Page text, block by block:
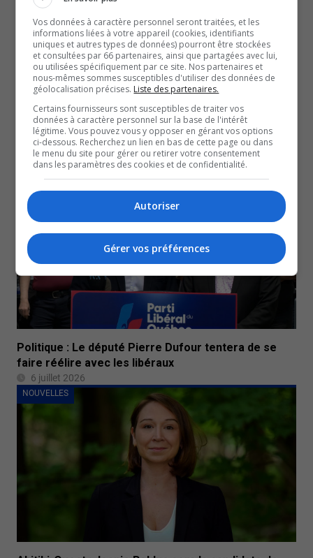
ACEUM : La fin de l’accord de libre-échange avec les
USA
7 juillet 2026
NOUVELLES
Politique : Le député Pierre Dufour tentera de se
faire réélire avec les libéraux
6 juillet 2026
NOUVELLES
Vos données à caractère personnel seront traitées, et les
informations liées à votre appareil (cookies, identifiants
uniques et autres types de données) pourront être stockées
et consultées par 66 partenaires, ainsi que partagées avec lui,
ou utilisées spécifiquement par ce site. Nos partenaires et
nous-mêmes sommes susceptibles d'utiliser des données de
géolocalisation précises. Liste des partenaires.
Certains fournisseurs sont susceptibles de traiter vos
données à caractère personnel sur la base de l'intérêt
légitime. Vous pouvez vous y opposer en gérant vos options
ci-dessous. Recherchez un lien en bas de cette page ou dans
le menu du site pour gérer ou retirer votre consentement
dans les paramètres des cookies et de confidentialité.
Autoriser
Gérer vos préférences